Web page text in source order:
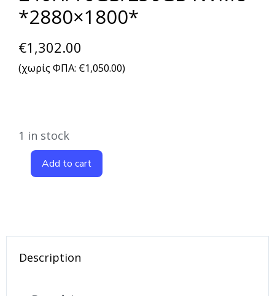
*2880×1800*
€1,302.00
(χωρίς ΦΠΑ: €1,050.00)
1 in stock
Add to cart
Description